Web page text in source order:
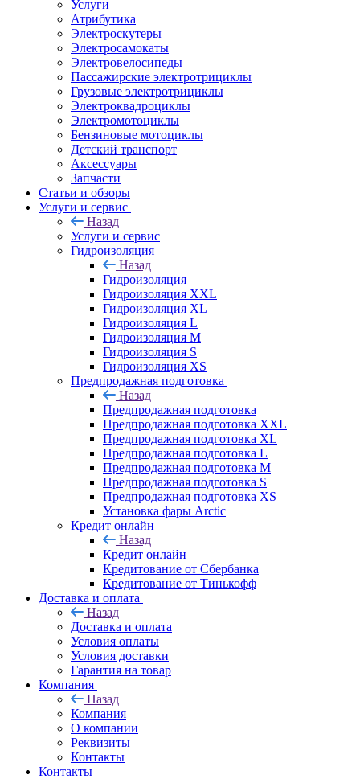
Услуги
Атрибутика
Электроскутеры
Электросамокаты
Электровелосипеды
Пассажирские электротрициклы
Грузовые электротрициклы
Электроквадроциклы
Электромотоциклы
Бензиновые мотоциклы
Детский транспорт
Аксессуары
Запчасти
Статьи и обзоры
Услуги и сервис
Назад
Услуги и сервис
Гидроизоляция
Назад
Гидроизоляция
Гидроизоляция XXL
Гидроизоляция XL
Гидроизоляция L
Гидроизоляция M
Гидроизоляция S
Гидроизоляция XS
Предпродажная подготовка
Назад
Предпродажная подготовка
Предпродажная подготовка XXL
Предпродажная подготовка XL
Предпродажная подготовка L
Предпродажная подготовка M
Предпродажная подготовка S
Предпродажная подготовка XS
Установка фары Arctic
Кредит онлайн
Назад
Кредит онлайн
Кредитование от Сбербанка
Кредитование от Тинькофф
Доставка и оплата
Назад
Доставка и оплата
Условия оплаты
Условия доставки
Гарантия на товар
Компания
Назад
Компания
О компании
Реквизиты
Контакты
Контакты